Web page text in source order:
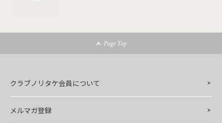
Page Top
クラブノリタケ会員について
メルマガ登録